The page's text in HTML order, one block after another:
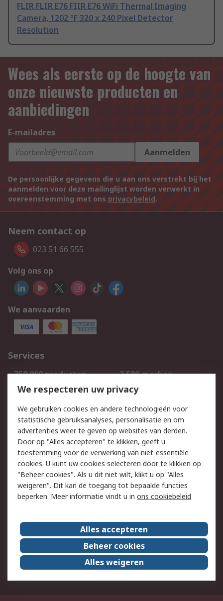
FLIR FLIR E76 FIIR E76 WiFi Thermal Imaging
Camera, 1202 °F 320 x 240 Pixel Detector
Resolution
Wees als eerste op de hoogte van
onze nieuwste producten en
aanbiedingen
E-mailadres
Aanmelden
De persoonlijke gegevens die u aan ons verstrekt bij het
aanmelden voor deze mailinglijst worden verwerkt in
overeenstemming met ons privacybeleid.
Neem contact op
023 51 66 555
Volg ons op
We aanvaarden
Services
750.000 producten
2.500 merken
Bestellen
Inkoopoplossingen
Track & Trace
Wettelijk
Cookiebeleid
Email veiligheid
Privacybeleid
Websitevoorwaarden
Algemene
verkoopvoorwaarden
Over RS
RS Group
Over ons
RS wereldwijd
Werken bij RS
ESG
We respecteren uw privacy
We gebruiken cookies en andere technologieën voor
statistische gebruiksanalyses, personalisatie en om
advertenties weer te geven op websites van derden.
Door op "Alles accepteren" te klikken, geeft u
toestemming voor de verwerking van niet-essentiële
cookies. U kunt uw cookies selecteren door te klikken op
"Beheer cookies". Als u dit niet wilt, klikt u op "Alles
weigeren". Dit kan de toegang tot bepaalde functies
beperken. Meer informatie vindt u in ons cookiebeleid
Alles accepteren
Beheer cookies
Alles weigeren